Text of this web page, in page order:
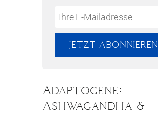
Do
*Ihre
Mailadresse:
JETZT ABONNIEREN
Adaptogene:
Ashwagandha &